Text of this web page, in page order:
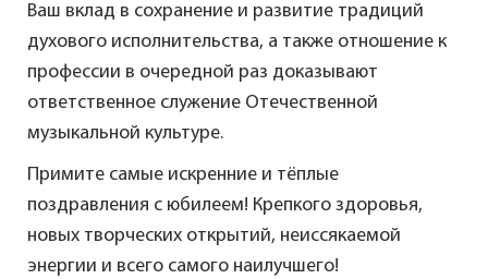
Ваш вклад в сохранение и развитие традиций
духового исполнительства, а также отношение к
профессии в очередной раз доказывают
ответственное служение Отечественной
музыкальной культуре.
Примите самые искренние и тёплые
поздравления с юбилеем! Крепкого здоровья,
новых творческих открытий, неиссякаемой
энергии и всего самого наилучшего!